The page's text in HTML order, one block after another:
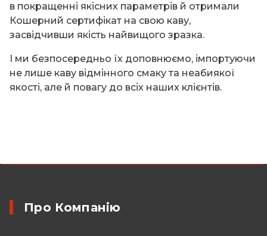
в покращенні якісних параметрів й отримали
Кошерний сертифікат на свою каву,
засвідчивши якість найвищого зразка.
І ми безпосередньо їх доповнюємо, імпортуючи
не лише каву відмінного смаку та неабиякої
якості, але й повагу до всіх наших клієнтів.
Про Компанію